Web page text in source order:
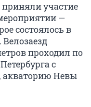
приняли участие
—
состоялось в
проходил по
с
акваторию Невы